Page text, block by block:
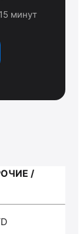
минут
/